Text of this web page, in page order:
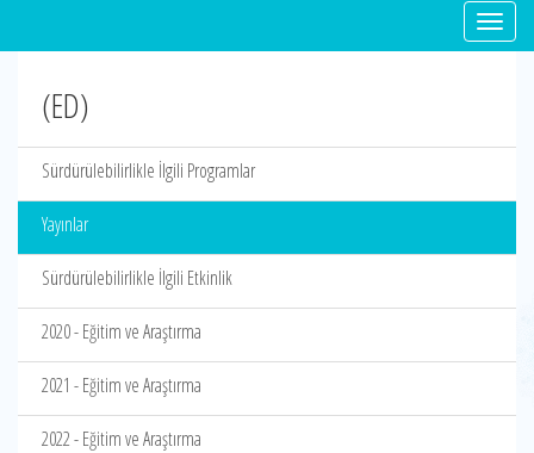
(ED)
Sürdürülebilirlikle İlgili Programlar
Yayınlar
Sürdürülebilirlikle İlgili Etkinlik
2020 - Eğitim ve Araştırma
2021 - Eğitim ve Araştırma
2022 - Eğitim ve Araştırma